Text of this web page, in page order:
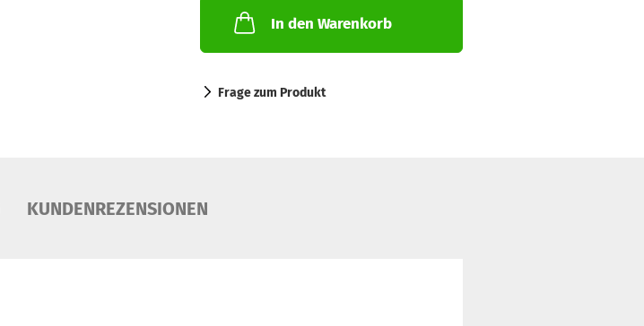
In den Warenkorb
Frage zum Produkt
KUNDENREZENSIONEN